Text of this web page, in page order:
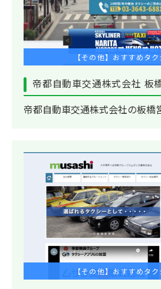
【その他】おすすめタ
帝都自動車交通株式会社 板
帝都自動車交通株式会社の板橋
【その他】おすすめタ